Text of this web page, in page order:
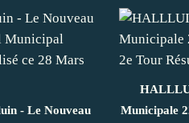
- Le Nouveau
Municipale